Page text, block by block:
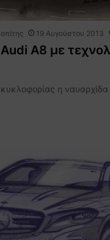
19 Αυγούστου 2013
A8 με
η